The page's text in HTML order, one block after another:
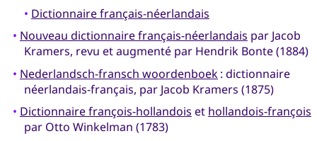
• Dictionnaire français-néerlandais
• Nouveau dictionnaire français-néerlandais par Jacob
Kramers, revu et augmenté par Hendrik Bonte (1884)
• Nederlandsch-fransch woordenboek: dictionnaire
néerlandais-français, par Jacob Kramers (1875)
• Dictionnaire françois-hollandois et hollandois-françois
par Otto Winkelman (1783)